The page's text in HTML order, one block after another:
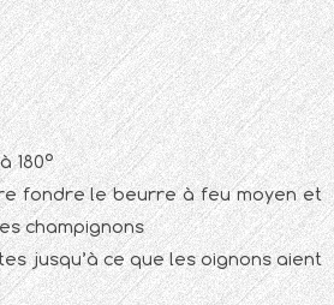
180°
fondre le beurre à feu moyen et
champignons
jusqu’à ce que les oignons aient